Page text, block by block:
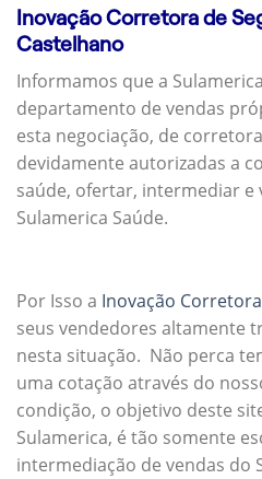
Inovação Corretora de
Castelhano
Informamos que a
departamento de vendas
esta negociação, de
devidamente autorizadas a
saúde, ofertar, intermediar
Sulamerica Saúde.
Por Isso a Inovação
seus vendedores altamente
nesta situação. Não perca
uma cotação através do
condição, o objetivo deste
Sulamerica, é tão somente
intermediação de vendas do